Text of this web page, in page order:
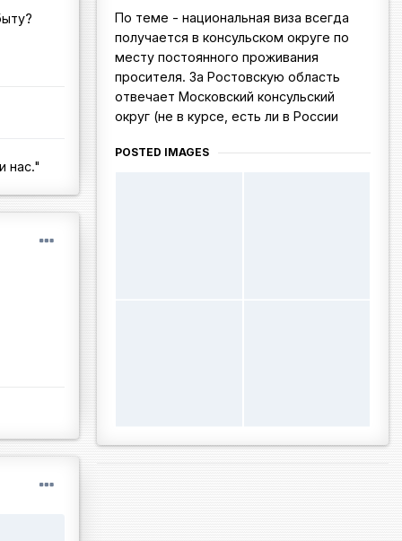
нас."
По теме - национальная виза всегда
получается в консульском округе по
месту постоянного проживания
просителя. За Ростовскую область
отвечает Московский консульский
округ (не в курсе, есть ли в России
POSTED IMAGES